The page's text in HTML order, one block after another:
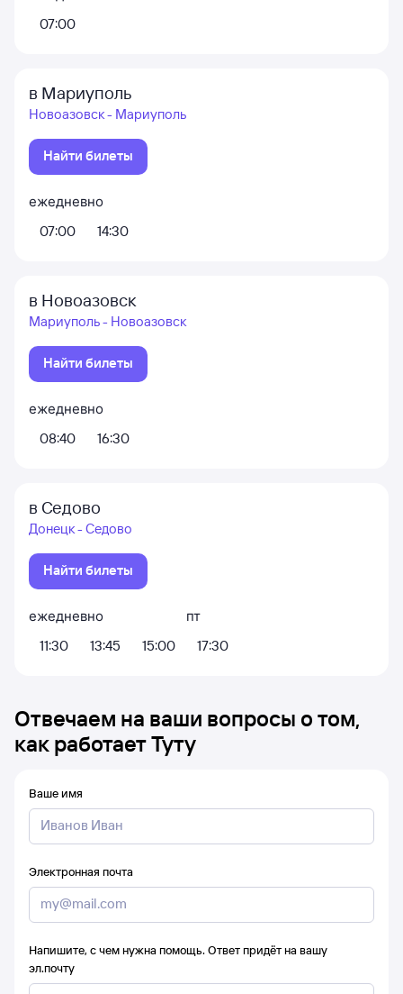
07:00
в Мариуполь
Новоазовск - Мариуполь
Найти билеты
ежедневно
07:00
14:30
в Новоазовск
Мариуполь - Новоазовск
Найти билеты
ежедневно
08:40
16:30
в Седово
Донецк - Седово
Найти билеты
ежедневно
11:30
13:45 15:00
пт
17:30
Отвечаем на ваши вопросы о том,
как работает Туту
Ваше имя
Электронная почта
Напишите, с чем нужна помощь. Ответ придёт на вашу
эл.почту